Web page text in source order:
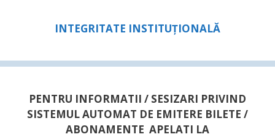
INTEGRITATE INSTITUȚIONALĂ
PENTRU INFORMATII / SESIZARI PRIVIND
SISTEMUL AUTOMAT DE EMITERE BILETE /
ABONAMENTE APELATI LA